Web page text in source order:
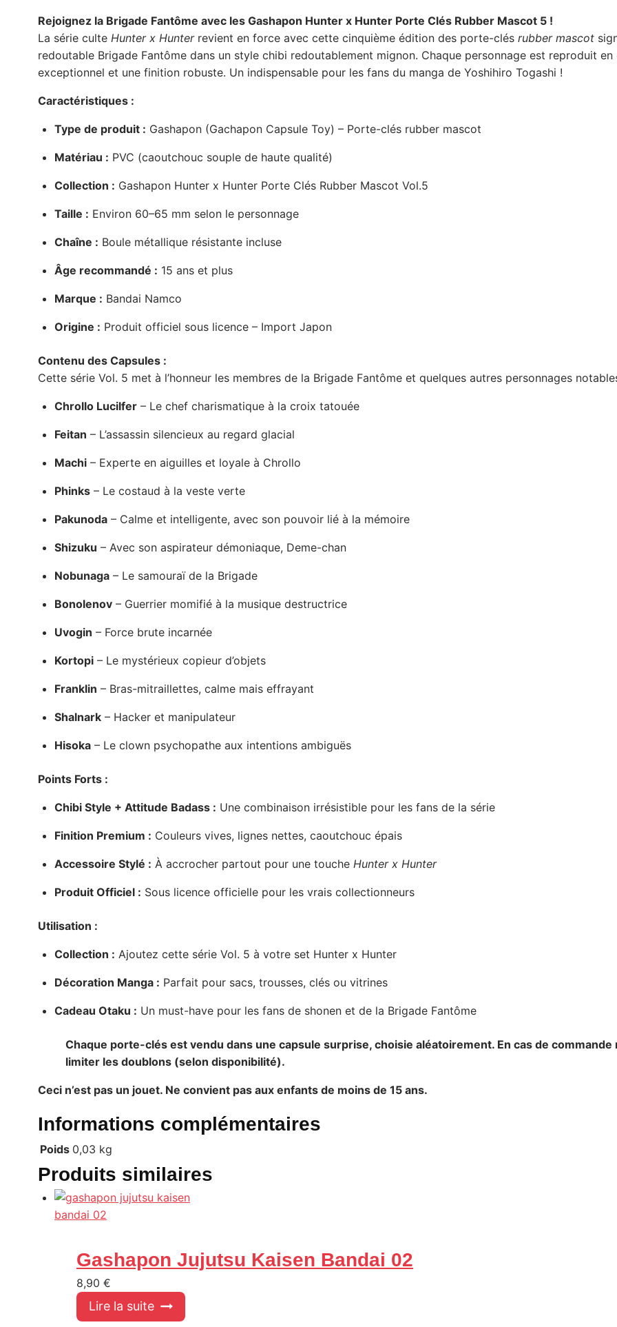
Rejoignez la Brigade Fantôme avec les Gashapon Hunter x Hunter Porte Clés Rubber Mascot 5 !
La série culte Hunter x Hunterrevient en force avec cette cinquième édition des porte-clés rubber mascot
redoutable Brigade Fantôme dans un style chibi redoutablement mignon. Chaque personnage est reproduit
exceptionnel et une finition robuste. Un indispensable pour les fans du manga de Yoshihiro Togashi !
Caractéristiques :
Type de produit : Gashapon (Gachapon Capsule Toy) – Porte-clés rubber mascot
Matériau : PVC (caoutchouc souple de haute qualité)
Collection : Gashapon Hunter x Hunter Porte Clés Rubber Mascot Vol.5
Taille : Environ 60–65 mm selon le personnage
Chaîne : Boule métallique résistante incluse
Âge recommandé : 15 ans et plus
Marque : Bandai Namco
Origine : Produit officiel sous licence – Import Japon
Contenu des Capsules :
Cette série Vol. 5 met à l’honneur les membres de la Brigade Fantôme et quelques autres personnages
Chrollo Lucilfer – Le chef charismatique à la croix tatouée
Feitan – L’assassin silencieux au regard glacial
Machi – Experte en aiguilles et loyale à Chrollo
Phinks – Le costaud à la veste verte
Pakunoda – Calme et intelligente, avec son pouvoir lié à la mémoire
Shizuku – Avec son aspirateur démoniaque, Deme-chan
Nobunaga – Le samouraï de la Brigade
Bonolenov – Guerrier momifié à la musique destructrice
Uvogin – Force brute incarnée
Kortopi – Le mystérieux copieur d’objets
Franklin – Bras-mitraillettes, calme mais effrayant
Shalnark – Hacker et manipulateur
Hisoka – Le clown psychopathe aux intentions ambiguës
Points Forts :
Chibi Style + Attitude Badass : Une combinaison irrésistible pour les fans de la série
Finition Premium : Couleurs vives, lignes nettes, caoutchouc épais
Accessoire Stylé : À accrocher partout pour une touche Hunter x Hunter
Produit Officiel : Sous licence officielle pour les vrais collectionneurs
Utilisation :
Collection : Ajoutez cette série Vol. 5 à votre set Hunter x Hunter
Décoration Manga : Parfait pour sacs, trousses, clés ou vitrines
Cadeau Otaku : Un must-have pour les fans de shonen et de la Brigade Fantôme
Chaque porte-clés est vendu dans une capsule surprise, choisie aléatoirement. En cas de
limiter les doublons (selon disponibilité).
Ceci n’est pas un jouet. Ne convient pas aux enfants de moins de 15 ans.
Informations complémentaires
Poids 0,03 kg
Produits similaires
Gashapon Jujutsu Kaisen Bandai 02
8,90 €
Lire la suite